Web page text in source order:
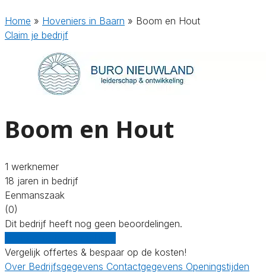
Home » Hoveniers in Baarn » Boom en Hout
Claim je bedrijf
Boom en Hout
1 werknemer
18 jaren in bedrijf
Eenmanszaak
(0)
Dit bedrijf heeft nog geen beoordelingen.
Vergelijk offertes & bespaar op de kosten!
Over Bedrijfsgegevens Contactgegevens Openingstijden